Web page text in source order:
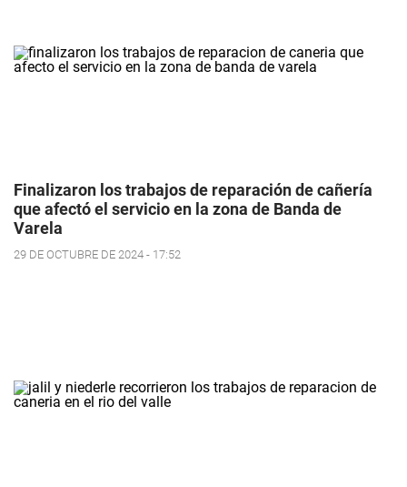
Finalizaron los trabajos de reparación de cañería
que afectó el servicio en la zona de Banda de
Varela
29 DE OCTUBRE DE 2024 - 17:52